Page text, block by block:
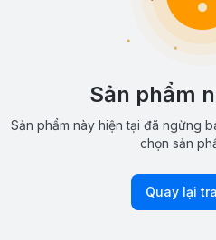
Sản phẩm
Sản phẩm này hiện tại đã ngừng
chọn sản
Quay lại